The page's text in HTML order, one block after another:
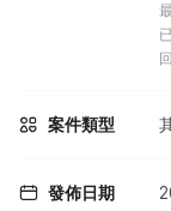
案件類型
發佈日期